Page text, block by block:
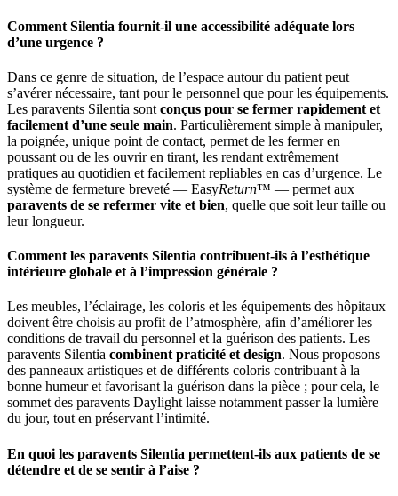
Comment Silentia fournit-il une accessibilité adéquate lors
d’une urgence ?
Dans ce genre de situation, de l’espace autour du patient peut
s’avérer nécessaire, tant pour le personnel que pour les équipements.
Les paravents Silentia sont conçus pour se fermer rapidement et
facilement d’une seule main. Particulièrement simple à manipuler,
la poignée, unique point de contact, permet de les fermer en
poussant ou de les ouvrir en tirant, les rendant extrêmement
pratiques au quotidien et facilement repliables en cas d’urgence. Le
système de fermeture breveté — EasyReturn™ — permet aux
paravents de se refermer vite et bien, quelle que soit leur taille ou
leur longueur.
Comment les paravents Silentia contribuent-ils à l’esthétique
intérieure globale et à l’impression générale ?
Les meubles, l’éclairage, les coloris et les équipements des hôpitaux
doivent être choisis au profit de l’atmosphère, afin d’améliorer les
conditions de travail du personnel et la guérison des patients. Les
paravents Silentia combinent praticité et design. Nous proposons
des panneaux artistiques et de différents coloris contribuant à la
bonne humeur et favorisant la guérison dans la pièce ; pour cela, le
sommet des paravents Daylight laisse notamment passer la lumière
du jour, tout en préservant l’intimité.
En quoi les paravents Silentia permettent-ils aux patients de se
détendre et de se sentir à l’aise ?